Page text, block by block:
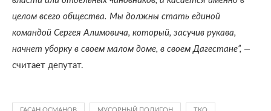
целом всего общества. Мы должны стать единой
командой Сергея Алимовича, который, засучив рукава,
начнет уборку в своем малом доме, в своем Дагестане”, —
считает депутат.